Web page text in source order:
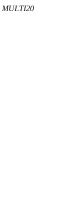
MULTI20